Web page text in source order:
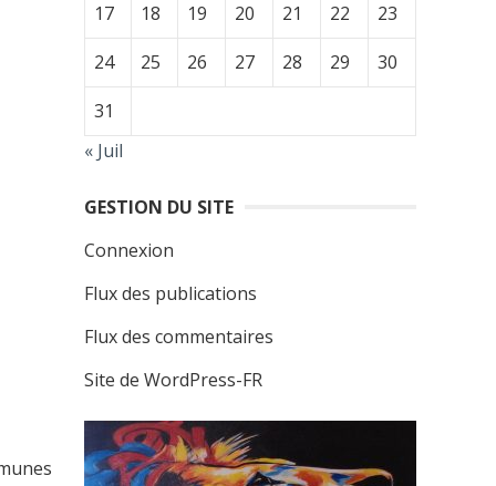
17
18 19 20 21 22
23
24
25 26 27 28 29
30
31
« Juil
GESTION DU SITE
Connexion
Flux des publications
Flux des commentaires
Site de WordPress-FR